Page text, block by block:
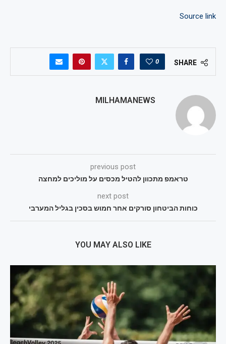
Source link
SHARE
0
MILHAMANEWS
previous post
טראמפ מתכוון להטיל מכסים על מוליכים למחצה
next post
כוחות הביטחון סורקים אחר חמוש בסכין בגליל המערבי
YOU MAY ALSO LIKE